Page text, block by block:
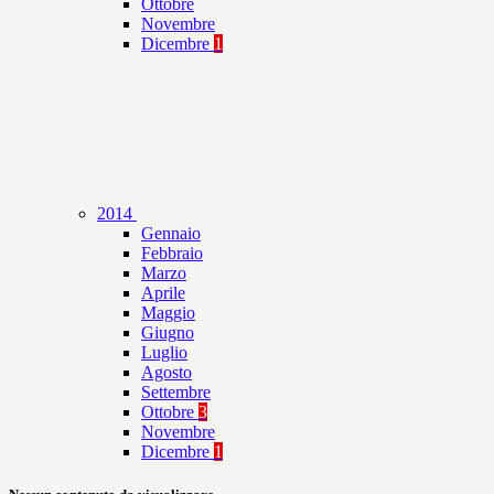
Ottobre
Novembre
Dicembre 1
2014
Gennaio
Febbraio
Marzo
Aprile
Maggio
Giugno
Luglio
Agosto
Settembre
Ottobre 3
Novembre
Dicembre 1